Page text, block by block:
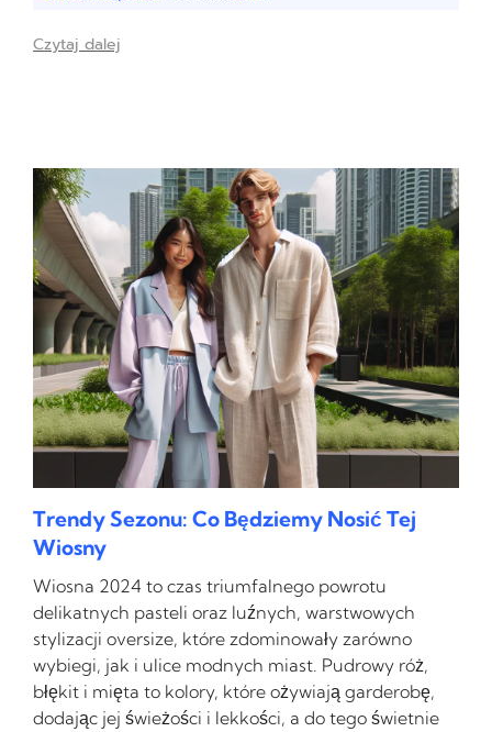
Czytaj dalej
Trendy Sezonu: Co Będziemy Nosić Tej
Wiosny
Wiosna 2024 to czas triumfalnego powrotu
delikatnych pasteli oraz luźnych, warstwowych
stylizacji oversize, które zdominowały zarówno
wybiegi, jak i ulice modnych miast. Pudrowy róż,
błękit i mięta to kolory, które ożywiają garderobę,
dodając jej świeżości i lekkości, a do tego świetnie